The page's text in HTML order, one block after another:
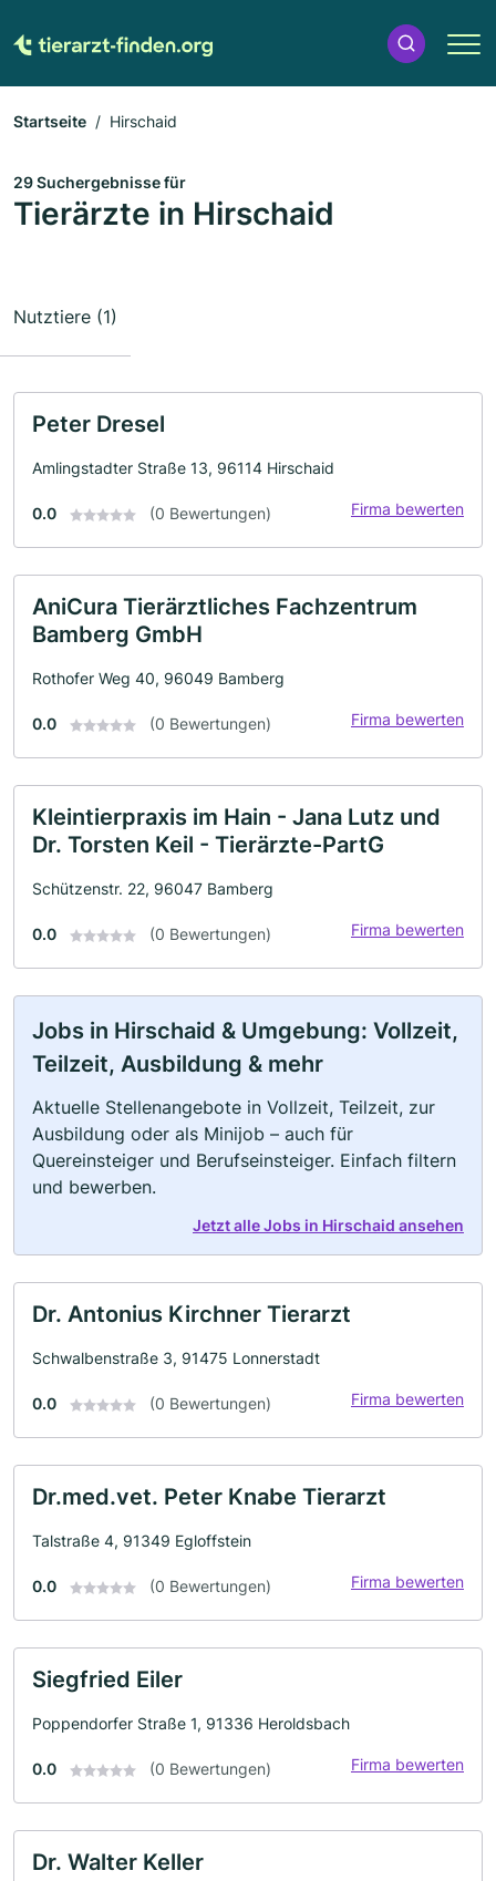
Startseite Hirschaid
29 Suchergebnisse für
Tierärzte in Hirschaid
Nutztiere (1)
Peter Dresel
Amlingstadter Straße 13, 96114 Hirschaid
0.0 (0 Bewertungen) Firma bewerten
AniCura Tierärztliches Fachzentrum
Bamberg GmbH
Rothofer Weg 40, 96049 Bamberg
0.0 (0 Bewertungen) Firma bewerten
Kleintierpraxis im Hain - Jana Lutz und
Dr. Torsten Keil - Tierärzte-PartG
Schützenstr. 22, 96047 Bamberg
0.0 (0 Bewertungen) Firma bewerten
Jobs in Hirschaid & Umgebung: Vollzeit,
Teilzeit, Ausbildung & mehr
Aktuelle Stellenangebote in Vollzeit, Teilzeit, zur
Ausbildung oder als Minijob – auch für
Quereinsteiger und Berufseinsteiger. Einfach filtern
und bewerben.
Jetzt alle Jobs in Hirschaid ansehen
Dr. Antonius Kirchner Tierarzt
Schwalbenstraße 3, 91475 Lonnerstadt
0.0 (0 Bewertungen) Firma bewerten
Dr.med.vet. Peter Knabe Tierarzt
Talstraße 4, 91349 Egloffstein
0.0 (0 Bewertungen) Firma bewerten
Siegfried Eiler
Poppendorfer Straße 1, 91336 Heroldsbach
0.0 (0 Bewertungen) Firma bewerten
Dr. Walter Keller